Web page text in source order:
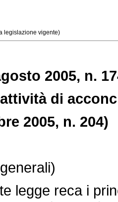
legislazione vigente)
2005, n.
di
2005, n. 204)
legge reca i